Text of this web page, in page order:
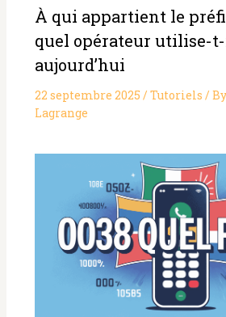
À qui appartient le
quel opérateur utilise-
aujourd’hui
22 septembre 2025 / Tutoriels / By
Lagrange